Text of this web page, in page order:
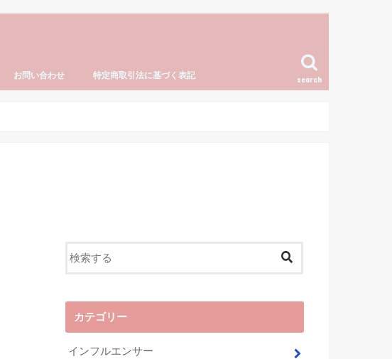
search
お問い合わせ 特定商取引法に基づく表記
カテゴリー
インフルエンサー